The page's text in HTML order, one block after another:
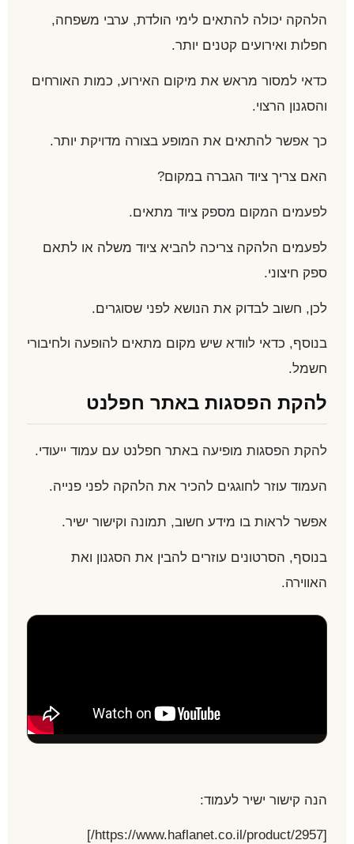
הלהקה יכולה להתאים לימי הולדת, ערבי משפחה,
חפלות ואירועים קטנים יותר.
כדאי למסור מראש את מיקום האירוע, כמות האורחים
והסגנון הרצוי.
כך אפשר להתאים את המופע בצורה מדויקת יותר.
האם צריך ציוד הגברה במקום?
לפעמים המקום מספק ציוד מתאים.
לפעמים הלהקה צריכה להביא ציוד משלה או לתאם
ספק חיצוני.
לכן, חשוב לבדוק את הנושא לפני שסוגרים.
בנוסף, כדאי לוודא שיש מקום מתאים להופעה ולחיבורי
חשמל.
להקת הפסגות באתר חפלנט
להקת הפסגות מופיעה באתר חפלנט עם עמוד ייעודי.
העמוד עוזר לחוגגים להכיר את הלהקה לפני פנייה.
אפשר לראות בו מידע חשוב, תמונה וקישור ישיר.
בנוסף, הסרטונים עוזרים להבין את הסגנון ואת
האווירה.
הנה קישור ישיר לעמוד:
[https://www.haflanet.co.il/product/2957/]